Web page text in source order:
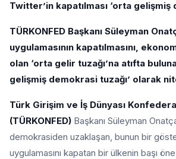
Twitter’in kapatılması ‘orta gelişmiş
TÜRKONFED Başkanı Süleyman
uygulamasının kapatılmasını,
olan ‘orta gelir tuzağı’na atıfta
gelişmiş demokrasi tuzağı’ olarak
Türk Girişim ve İş Dünyası
(TÜRKONFED) Başkanı Süleyman
demokrasiden uzaklaşan, bunun bir
uygulamasını kapatan bir ülkenin başı